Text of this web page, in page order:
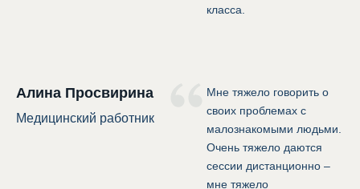
класса.
Алина Просвирина
Медицинский работник
Мне тяжело говорить о
своих проблемах с
малознакомыми людьми.
Очень тяжело даются
сессии дистанционно –
мне тяжело